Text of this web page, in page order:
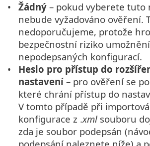
Žádný – pokud vyberete tuto
nebude vyžadováno ověření.
nedoporučujeme, protože
bezpečnostní riziko
nepodepsaných konfigurací.
Heslo pro přístup do
nastavení– pro ověření se
které chrání přístup do
V tomto případě při
konfigurace z .xml souboru
zda je soubor podepsán